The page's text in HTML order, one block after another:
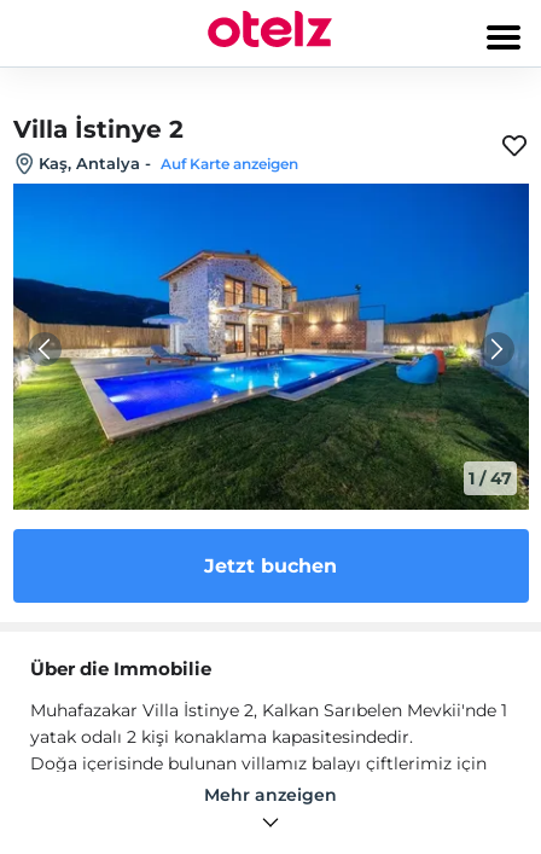
Villa İstinye 2
Kaş, Antalya - Auf Karte anzeigen
1 /47
Jetzt buchen
Über die Immobilie
Muhafazakar Villa İstinye 2, Kalkan Sarıbelen Mevkii'nde 1
yatak odalı 2 kişi konaklama kapasitesindedir.
Doğa içerisinde bulunan villamız balayı çiftlerimiz için
uygundur. Amerikan mutfağında ihtiyaç duyabileceğiniz
tüm ekipmanlar yer almakta olup konforlu mobilyalarla
Mehr anzeigen